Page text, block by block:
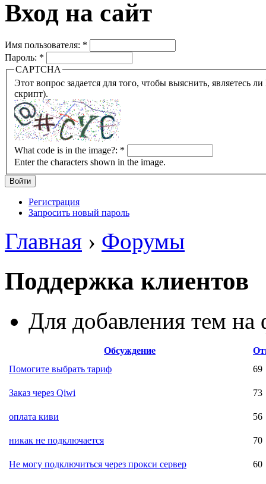
Вход на сайт
Имя пользователя: *
Пароль: *
CAPTCHA
Этот вопрос задается для того, чтобы выяснить, являетесь ли Вы человеком или представляете из себя робота
скрипт).
What code is in the image?: *
Enter the characters shown in the image.
Регистрация
Запросить новый пароль
Главная › Форумы
Поддержка клиентов
Для добавления тем
Обсуждение
Помогите выбрать тариф
69
Заказ через Qiwi 73
оплата киви 56
никак не подключается 70
Не могу подключиться через прокси сервер 60